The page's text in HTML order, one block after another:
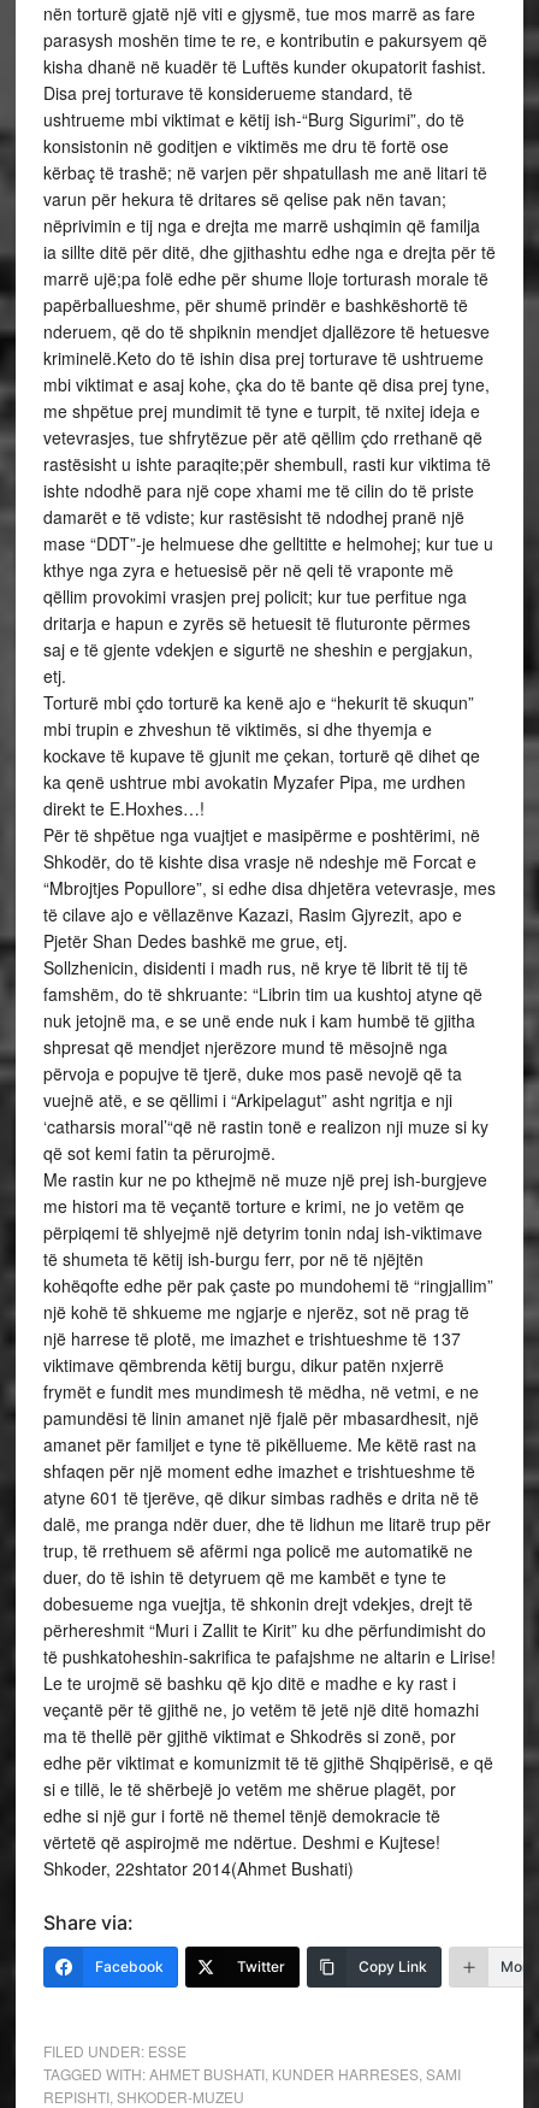
nën torturë gjatë një viti e gjysmë, tue mos marrë as fare
parasysh moshën time te re, e kontributin e pakursyem që
kisha dhanë në kuadër të Luftës kunder okupatorit fashist.
Disa prej torturave të konsiderueme standard, të
ushtrueme mbi viktimat e këtij ish-“Burg Sigurimi”, do të
konsistonin në goditjen e viktimës me dru të fortë ose
kërbaç të trashë; në varjen për shpatullash me anë litari të
varun për hekura të dritares së qelise pak nën tavan;
nëprivimin e tij nga e drejta me marrë ushqimin që familja
ia sillte ditë për ditë, dhe gjithashtu edhe nga e drejta për të
marrë ujë;pa folë edhe për shume lloje torturash morale të
papërballueshme, për shumë prindër e bashkëshortë të
nderuem, që do të shpiknin mendjet djallëzore të hetuesve
kriminelë.Keto do të ishin disa prej torturave të ushtrueme
mbi viktimat e asaj kohe, çka do të bante që disa prej tyne,
me shpëtue prej mundimit të tyne e turpit, të nxitej ideja e
vetevrasjes, tue shfrytëzue për atë qëllim çdo rrethanë që
rastësisht u ishte paraqite;për shembull, rasti kur viktima të
ishte ndodhë para një cope xhami me të cilin do të priste
damarët e të vdiste; kur rastësisht të ndodhej pranë një
mase “DDT”-je helmuese dhe gelltitte e helmohej; kur tue u
kthye nga zyra e hetuesisë për në qeli të vraponte më
qëllim provokimi vrasjen prej policit; kur tue perfitue nga
dritarja e hapun e zyrës së hetuesit të fluturonte përmes
saj e të gjente vdekjen e sigurtë ne sheshin e pergjakun,
etj.
Torturë mbi çdo torturë ka kenë ajo e “hekurit të skuqun”
mbi trupin e zhveshun të viktimës, si dhe thyemja e
kockave të kupave të gjunit me çekan, torturë që dihet qe
ka qenë ushtrue mbi avokatin Myzafer Pipa, me urdhen
direkt te E.Hoxhes…!
Për të shpëtue nga vuajtjet e masipërme e poshtërimi, në
Shkodër, do të kishte disa vrasje në ndeshje më Forcat e
“Mbrojtjes Popullore”, si edhe disa dhjetëra vetevrasje, mes
të cilave ajo e vëllazënve Kazazi, Rasim Gjyrezit, apo e
Pjetër Shan Dedes bashkë me grue, etj.
Sollzhenicin, disidenti i madh rus, në krye të librit të tij të
famshëm, do të shkruante: “Librin tim ua kushtoj atyne që
nuk jetojnë ma, e se unë ende nuk i kam humbë të gjitha
shpresat që mendjet njerëzore mund të mësojnë nga
përvoja e popujve të tjerë, duke mos pasë nevojë që ta
vuejnë atë, e se qëllimi i “Arkipelagut” asht ngritja e nji
‘catharsis moral’“që në rastin tonë e realizon nji muze si ky
që sot kemi fatin ta përurojmë.
Me rastin kur ne po kthejmë në muze një prej ish-burgjeve
me histori ma të veçantë torture e krimi, ne jo vetëm qe
përpiqemi të shlyejmë një detyrim tonin ndaj ish-viktimave
të shumeta të këtij ish-burgu ferr, por në të njëjtën
kohëqofte edhe për pak çaste po mundohemi të “ringjallim”
një kohë të shkueme me ngjarje e njerëz, sot në prag të
një harrese të plotë, me imazhet e trishtueshme të 137
viktimave qëmbrenda këtij burgu, dikur patën nxjerrë
frymët e fundit mes mundimesh të mëdha, në vetmi, e ne
pamundësi të linin amanet një fjalë për mbasardhesit, një
amanet për familjet e tyne të pikëllueme. Me këtë rast na
shfaqen për një moment edhe imazhet e trishtueshme të
atyne 601 të tjerëve, që dikur simbas radhës e drita në të
dalë, me pranga ndër duer, dhe të lidhun me litarë trup për
trup, të rrethuem së afërmi nga policë me automatikë ne
duer, do të ishin të detyruem që me kambët e tyne te
dobesueme nga vuejtja, të shkonin drejt vdekjes, drejt të
përhereshmit “Muri i Zallit te Kirit” ku dhe përfundimisht do
të pushkatoheshin-sakrifica te pafajshme ne altarin e Lirise!
Le te urojmë së bashku që kjo ditë e madhe e ky rast i
veçantë për të gjithë ne, jo vetëm të jetë një ditë homazhi
ma të thellë për gjithë viktimat e Shkodrës si zonë, por
edhe për viktimat e komunizmit të të gjithë Shqipërisë, e që
si e tillë, le të shërbejë jo vetëm me shërue plagët, por
edhe si një gur i fortë në themel tënjë demokracie të
vërtetë që aspirojmë me ndërtue. Deshmi e Kujtese!
Shkoder, 22shtator 2014(Ahmet Bushati)
Share via:
Facebook Twitter Copy Link More
FILED UNDER: ESSE
TAGGED WITH:AHMET BUSHATI, KUNDER HARRESES, SAMI
REPISHTI, SHKODER-MUZEU